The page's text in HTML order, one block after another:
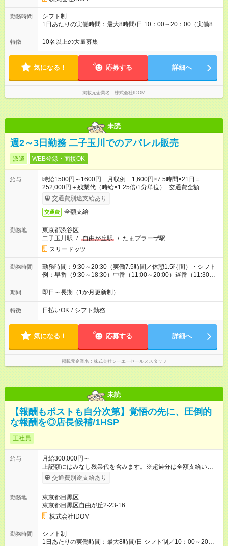
級、早期昇進も可能です。 【試用期間】試用期間あり 試用期間
の長さ：4ヶ月 雇用形態、給与は本採用時と同じです。
勤務時間
シフト制
1日あたりの実働時間：最大8時間/日 10：00～20：00（実働8時
間）
特徴 10名以上の大量募集
気になる！ 応募する 詳細へ
掲載元企業名 株式会社IDOM
未読
週2～3日勤務 二子玉川でのアパレル販売
派遣 WEB登録・面接OK
給与
時給1500円～1600円 月収例 1,600円×7.5時間×21日＝
252,000円＋残業代（時給×1.25倍/1分単位）+交通費全額
交通費別途支給あり
交通費 全額支給
勤務地
東京都渋谷区
二子玉川駅 / 自由が丘駅 / たまプラーザ駅
スリードッツ
勤務時間
勤務時間：9:30～20:30（実働7.5時間／休憩1.5時間）・シフト
例：早番（9:30～18:30）中番（11:00～20:00）遅番（11:30～
20:30）
期間 即日～長期（1か月更新制）
特徴 日払いOK / シフト勤務
気になる！ 応募する 詳細へ
掲載元企業名 株式会社シーエーセールススタッフ
未読
【報酬もポストも自分次第】覚悟の先に、圧倒的
な報酬を◎店長候補/1HSP
正社員
給与
月給300,000円～
上記額にはみなし残業代を含みます。※超過分は全額支給いたし
ます。 みなし残業代 38,266円 以上／月 みなし残業時間 20時間
／月 ◎インセンティブ＋賞与あり！ ◎前職給与・経験を考慮
年1回 ★能力給査定年3回 ★賞与年2回／平均3ヶ月分 ★インセン
ティブ（毎月支給／年平均支給額：90万円） ★管理職昇格後：
月収目安55万円、年収650万円～1000万円前後 ＝キャリアアッ
プも応援！＝ 若手のうちから、様々なキャリアにチャレンジで
きるのも当社ならでは。1年後に店長になったメンバーもいま
す。 【試用期間】試用期間あり 試用期間の長さ：4ヶ月 雇用形
交通費別途支給あり
勤務地
東京都目黒区
東京都目黒区自由が丘2-23-16
株式会社IDOM
勤務時間
シフト制
1日あたりの実働時間：最大8時間/日 シフト制／10：00～20：